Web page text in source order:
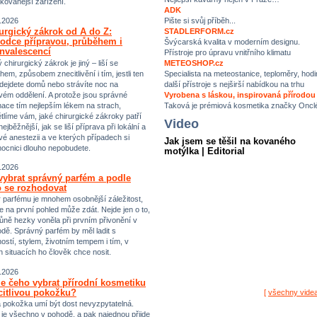
zákrok od A do Z:
přípravou, průběhem i
chirurgický zákrok je jiný – liší se
způsobem znecitlivění i tím, jestli ten
domů nebo strávíte noc na
oddělení. A protože jsou správné
tím nejlepším lékem na strach,
vám, jaké chirurgické zákroky patří
jak se liší příprava při lokální a
anestezii a ve kterých případech si
dlouho nepobudete.
správný parfém a podle
se rozhodovat
parfému je mnohem osobnější záležitost,
na první pohled může zdát. Nejde jen o to,
hezky voněla při prvním přivonění v
Správný parfém by měl ladit s
stylem, životním tempem i tím, v
situacích ho člověk chce nosit.
čeho vybrat přírodní kosmetiku
pokožku?
pokožka umí být dost nevyzpytatelná.
všechno v pohodě, a pak najednou přijde
ADK
Pište si svůj příběh...
STADLERFORM.cz
Švýcarská kvalita v moderním designu.
Přístroje pro úpravu vnitřního klimatu
METEOSHOP.cz
Specialista na meteostanice, teploměry,
další přístroje s nejširší nabídkou na trhu
Vyrobena s láskou, inspirovaná přírodou
Taková je prémiová kosmetika značky
Video
Jak jsem se těšil na kovaného
motýlka | Editorial
[ všechny